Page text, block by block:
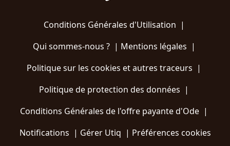
Conditions Générales d'Utilisation |
Qui sommes-nous ?| Mentions légales |
Politique sur les cookies et autres traceurs |
Politique de protection des données |
Conditions Générales de l'offre payante d'Ode |
Notifications | Gérer Utiq | Préférences cookies